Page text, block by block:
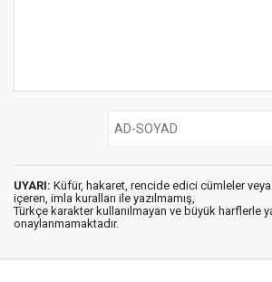
UYARI: Küfür, hakaret, rencide edici cümleler veya
içeren, imla kuralları ile yazılmamış,
Türkçe karakter kullanılmayan ve büyük harflerle
onaylanmamaktadır.